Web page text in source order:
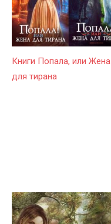
Книги Попала, или Жена
для тирана